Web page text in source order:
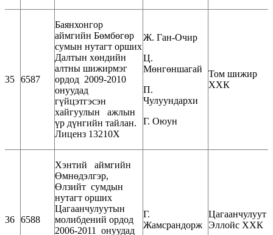
35 6587
Баянхонгор
аймгийн Бөмбөгөр
сумын нутагт орших
Далтын хөндийн
алтны шижирмэг
ордод 2009-2010
онуудад
гүйцэтгэсэн
хайгуулын ажлын
үр дүнгийн тайлан.
Лиценз 13210Х
Ж. Ган-Очир
Ц.
Мөнгөншагай
П.
Чулуундархи
Г. Оюун
Том шижир
ХХК
36 6588
Хэнтий аймгийн
Өмнөдэлгэр,
Өлзийт сумдын
нутагт орших
Цагаанчулуутын
молибдений ордод
2006-2011 онуудад
Г.
Жамсрандорж
Цагаанчулуут
Эллойс ХХК